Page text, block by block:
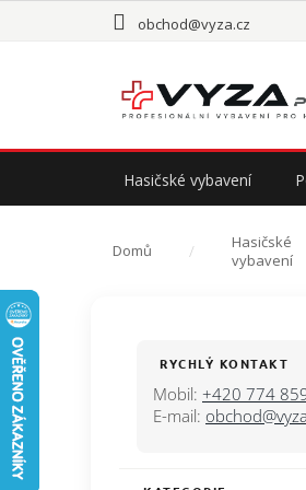
obchod@vyza.cz
Hasičské vybavení
Domů
Hasičské
vybavení
RYCHLÝ KONTAKT
Mobil: +420 774
E-mail: